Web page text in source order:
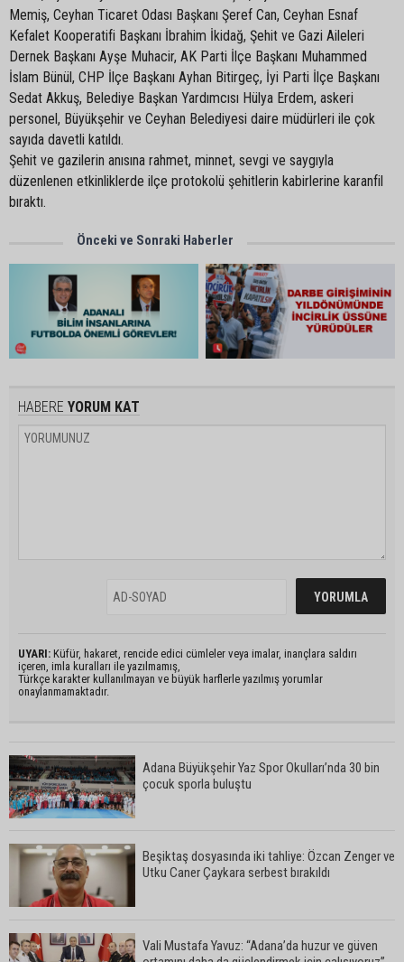
Memiş, Ceyhan Ticaret Odası Başkanı Şeref Can, Ceyhan Esnaf
Kefalet Kooperatifi Başkanı İbrahim İkidağ, Şehit ve Gazi Aileleri
Dernek Başkanı Ayşe Muhacir, AK Parti İlçe Başkanı Muhammed
İslam Bünül, CHP İlçe Başkanı Ayhan Bitirgeç, İyi Parti İlçe Başkanı
Sedat Akkuş, Belediye Başkan Yardımcısı Hülya Erdem, askeri
personel, Büyükşehir ve Ceyhan Belediyesi daire müdürleri ile çok
sayıda davetli katıldı.
Şehit ve gazilerin anısına rahmet, minnet, sevgi ve saygıyla
düzenlenen etkinliklerde ilçe protokolü şehitlerin kabirlerine karanfil
bıraktı.
Önceki ve Sonraki Haberler
HABERE YORUM KAT
UYARI: Küfür, hakaret, rencide edici cümleler veya imalar, inançlara saldırı
içeren, imla kuralları ile yazılmamış,
Türkçe karakter kullanılmayan ve büyük harflerle yazılmış yorumlar
onaylanmamaktadır.
Adana Büyükşehir Yaz Spor Okulları’nda 30 bin
çocuk sporla buluştu
Beşiktaş dosyasında iki tahliye: Özcan Zenger ve
Utku Caner Çaykara serbest bırakıldı
Vali Mustafa Yavuz: “Adana’da huzur ve güven